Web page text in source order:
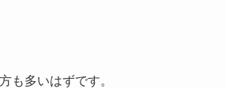
も多いはずです。